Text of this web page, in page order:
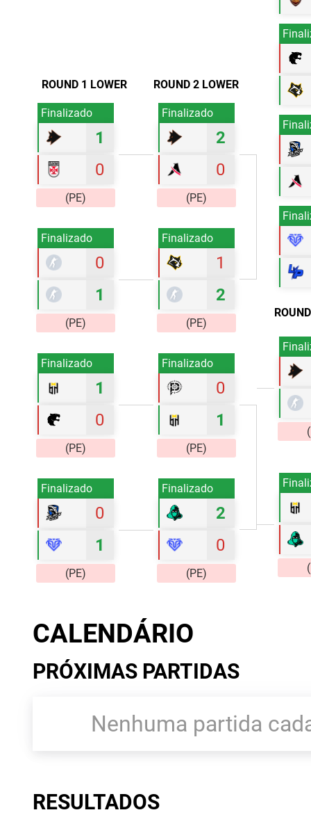
ROUND 2 LOWER
Finalizado
2
0
(PE)
Finalizado
1
2
(PE)
Finalizado
0
1
(PE)
Finalizado
2
0
(PE)
ROUND 1 LOWER
Finalizado
1
0
(PE)
Finalizado
0
1
(PE)
Finalizado
1
0
(PE)
Finalizado
0
1
(PE)
CALENDÁRIO
PRÓXIMAS PARTIDAS
Nenhuma partida
RESULTADOS